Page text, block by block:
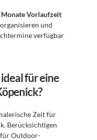
Monate Vorlaufzeit
und
verfügbar
für eine
Zeit für
Berücksichtigen
für Outdoor-